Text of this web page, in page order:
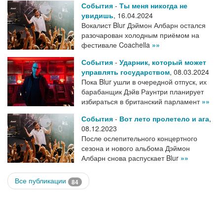
События - Ты меня никогда не
увидишь, 16.04.2024
Вокалист Blur Дэймон Албарн остался
разочарован холодным приёмом на
фестивале Coachella »»
События - Ударник, который может
управлять государством, 08.03.2024
Пока Blur ушли в очередной отпуск, их
барабанщик Дэйв Раунтри планирует
избираться в британский парламент »»
События - Вот лето пролетело и ага,
08.12.2023
После ослепительного концертного
сезона и нового альбома Дэймон
Албарн снова распускает Blur »»
Все публикации 84